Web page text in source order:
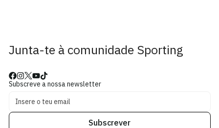
Junta-te à comunidade Sporting
Subscreve a nossa newsletter
Subscrever